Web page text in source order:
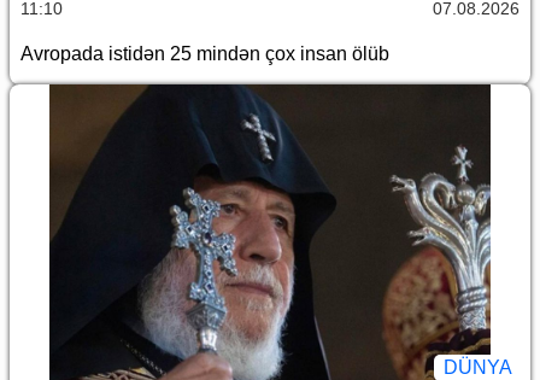
11:10 07.08.2026
Avropada istidən 25 mindən çox insan ölüb
DÜNYA